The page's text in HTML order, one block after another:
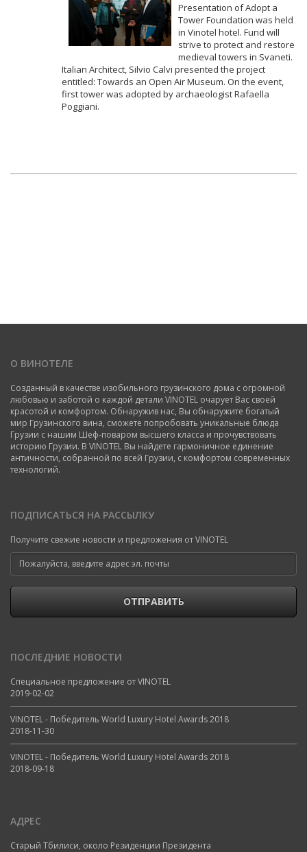
Presentation of Adopt a
Tower Foundation was held
in Vinotel hotel. Fund will
strive to protect and restore
medieval towers in Svaneti.
Italian Architect, Silvio Calvi presented the project
entitled: Towards an Open Air Museum. On the event,
first tower was adopted by archaeologist Rafaella
Poggiani.
О ВИНОТЕЛЕ
Созданный в качестве изобильного грузинского дома с огромной
любовью и заботой о каждой детали VINOTEL очарует Вас своей
красотой и комфортом. Обнаружив нас, Вы обнаружите богатый
мир Грузинского вина, сможете попробовать уникальные блюда
Грузии с нашим Шеф-поваром высшего класса и прочувствовать
историю Грузии. В VINOTEL Вы найдете гармоничное единение
античности, собранной по всей Грузии, с комфортом современных
технологий.
ПОДПИСАТЬСЯ НА РАССЫЛКУ
Получите свежие новости и предложения от VINOTEL
ОТПРАВИТЬ
ПОСЛЕДНИЕ НОВОСТИ
Специальное предложение от VINOTEL
2019-02-02
VINOTEL - Победитель World Luxury Hotel Awards 2018
2018-11-30
VINOTEL - Победитель World Luxury Hotel Awards 2018
2018-09-18
АДРЕС
Старый Тбилиси, около Резиденции Президента